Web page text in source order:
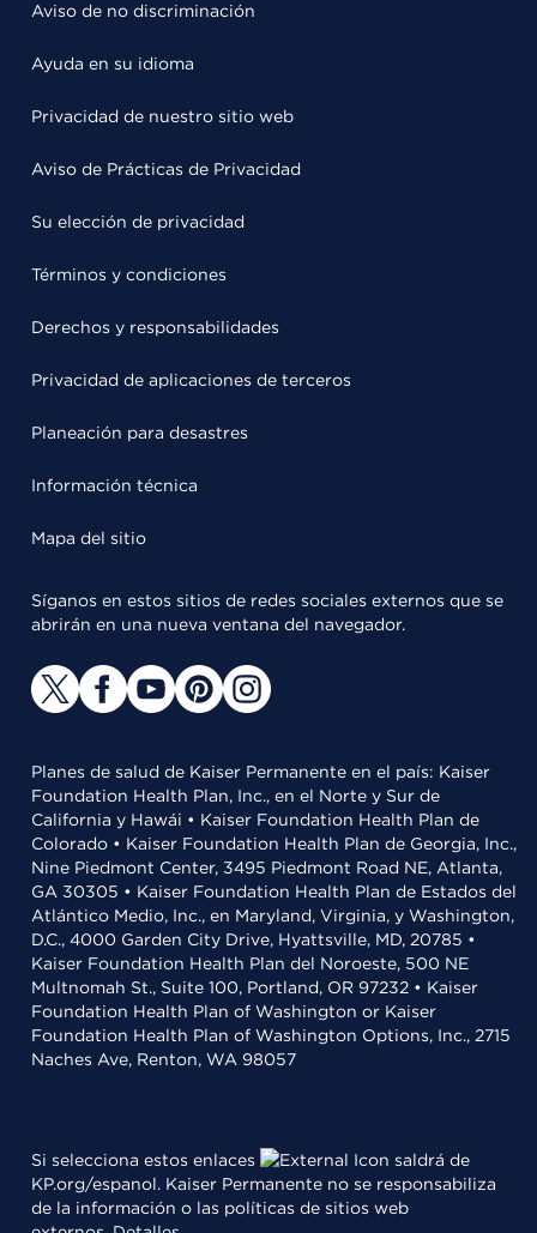
Aviso de no discriminación
Ayuda en su idioma
Privacidad de nuestro sitio web
Aviso de Prácticas de Privacidad
Su elección de privacidad
Términos y condiciones
Derechos y responsabilidades
Privacidad de aplicaciones de terceros
Planeación para desastres
Información técnica
Mapa del sitio
Síganos en estos sitios de redes sociales externos que se
abrirán en una nueva ventana del navegador.
Planes de salud de Kaiser Permanente en el país: Kaiser
Foundation Health Plan, Inc., en el Norte y Sur de
California y Hawái • Kaiser Foundation Health Plan de
Colorado • Kaiser Foundation Health Plan de Georgia, Inc.,
Nine Piedmont Center, 3495 Piedmont Road NE, Atlanta,
GA 30305 • Kaiser Foundation Health Plan de Estados del
Atlántico Medio, Inc., en Maryland, Virginia, y Washington,
D.C., 4000 Garden City Drive, Hyattsville, MD, 20785 •
Kaiser Foundation Health Plan del Noroeste, 500 NE
Multnomah St., Suite 100, Portland, OR 97232 • Kaiser
Foundation Health Plan of Washington or Kaiser
Foundation Health Plan of Washington Options, Inc., 2715
Naches Ave, Renton, WA 98057
Si selecciona estos enlaces
saldrá de
KP.org/espanol. Kaiser Permanente no se responsabiliza
de la información o las políticas de sitios web